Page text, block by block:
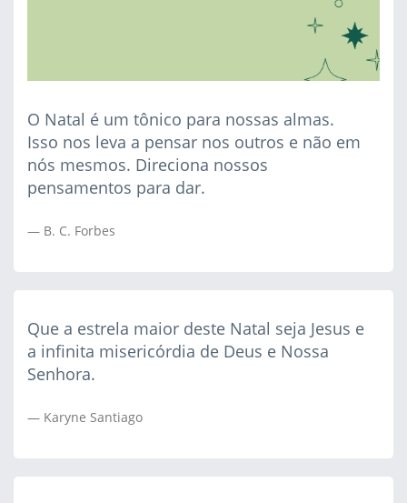
O Natal é um tônico para nossas almas.
Isso nos leva a pensar nos outros e não em
nós mesmos. Direciona nossos
pensamentos para dar.
B. C. Forbes
Que a estrela maior deste Natal seja Jesus e
a infinita misericórdia de Deus e Nossa
Senhora.
Karyne Santiago